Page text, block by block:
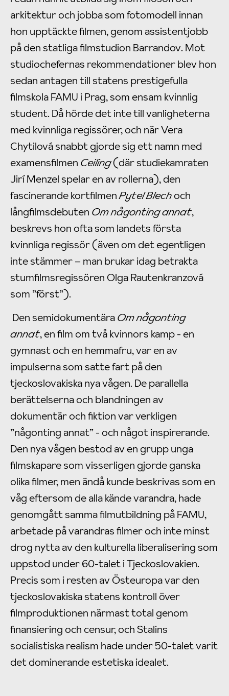
arkitektur och jobba som fotomodell innan
hon upptäckte filmen, genom assistentjobb
på den statliga filmstudion Barrandov. Mot
studiochefernas rekommendationer blev hon
sedan antagen till statens prestigefulla
filmskola FAMU i Prag, som ensam kvinnlig
student. Då hörde det inte till vanligheterna
med kvinnliga regissörer, och när Vera
Chytilová snabbt gjorde sig ett namn med
examensfilmen Ceiling(där studiekamraten
Jirí Menzel spelar en av rollerna), den
fascinerande kortfilmenPytel Blechoch
långfilmsdebuten Om någonting annat,
beskrevs hon ofta som landets första
kvinnliga regissör (även om det egentligen
inte stämmer – man brukar idag betrakta
stumfilmsregissören Olga Rautenkranzová
som ”först”).
Den semidokumentäraOm någonting
annat, en film om två kvinnors kamp - en
gymnast och en hemmafru, var en av
impulserna som satte fart på den
tjeckoslovakiska nya vågen. De parallella
berättelserna och blandningen av
dokumentär och fiktion var verkligen
”någonting annat” - och något inspirerande.
Den nya vågen bestod av en grupp unga
filmskapare som visserligen gjorde ganska
olika filmer, men ändå kunde beskrivas som en
våg eftersom de alla kände varandra, hade
genomgått samma filmutbildning på FAMU,
arbetade på varandras filmer och inte minst
drog nytta av den kulturella liberalisering som
uppstod under 60-talet i Tjeckoslovakien.
Precis som i resten av Östeuropa var den
tjeckoslovakiska statens kontroll över
filmproduktionen närmast total genom
finansiering och censur, och Stalins
socialistiska realism hade under 50-talet varit
det dominerande estetiska idealet.